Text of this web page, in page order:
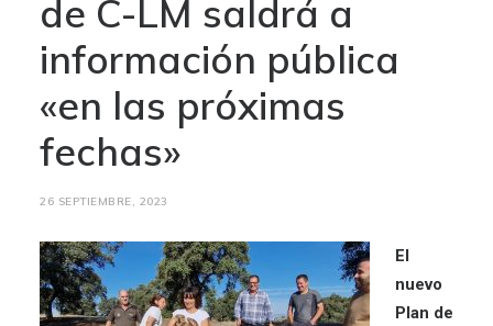
de C-LM saldrá a
información pública
«en las próximas
fechas»
26 SEPTIEMBRE, 2023
El
nuevo
Plan de